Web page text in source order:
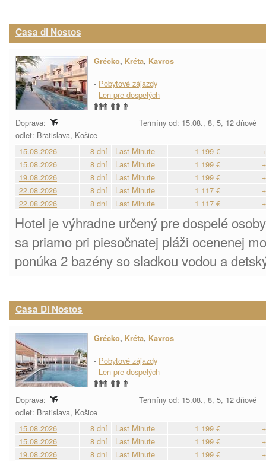
Casa di Nostos
Grécko, Kréta, Kavros
- Pobytové zájazdy
- Len pre dospelých
Doprava:
Termíny od: 15.08., 8, 5, 12 dňové
odlet: Bratislava, Košice
15.08.2026
8 dní Last Minute 1 199 €
15.08.2026
8 dní Last Minute 1 199 €
19.08.2026
8 dní Last Minute 1 199 €
22.08.2026
8 dní Last Minute 1 117 €
22.08.2026
8 dní Last Minute 1 117 €
Hotel je výhradne určený pre dospelé
sa priamo pri piesočnatej pláži ocenenej
ponúka 2 bazény so sladkou vodou a
Casa Di Nostos
Grécko, Kréta, Kavros
- Pobytové zájazdy
- Len pre dospelých
Doprava:
Termíny od: 15.08., 8, 5, 12 dňové
odlet: Bratislava, Košice
15.08.2026
8 dní Last Minute 1 199 €
15.08.2026
8 dní Last Minute 1 199 €
19.08.2026
8 dní Last Minute 1 199 €